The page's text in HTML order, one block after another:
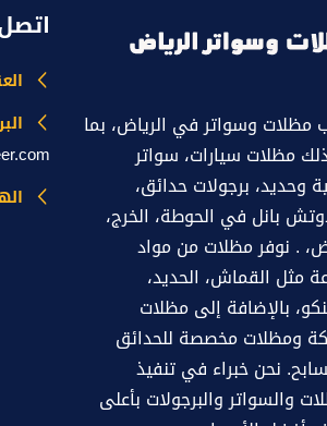
مظلات وسواتر في الرياض، بما
مظلات سيارات، سواتر
وحديد، برجولات حدائق،
بانل في الحوطة، الخرج،
. نوفر مظلات من مواد
مثل القماش، الحديد،
بالإضافة إلى مظلات
ومظلات مخصصة للحدائق
نحن خبراء في تنفيذ
والسواتر والبرجولات بأعلى